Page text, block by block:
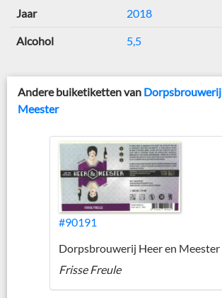
Jaar 2018
Alcohol 5,5
Andere buiketiketten van
Meester
#90191
Dorpsbrouwerij Heer en Meester
Frisse Freule